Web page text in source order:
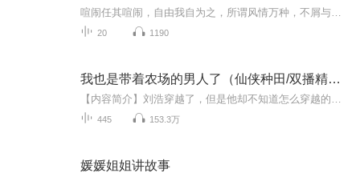
20 1190
我也是带着农场的男人了（仙侠种田/双播精品/苏醒&羽琬琰）
445 153.3万
媛媛姐姐讲故事